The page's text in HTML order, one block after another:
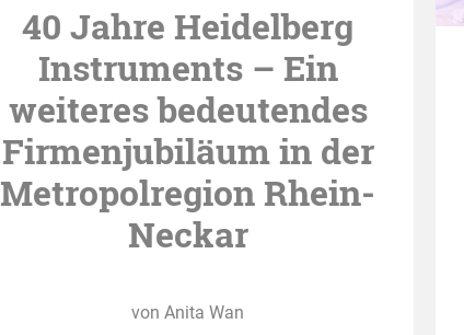
40 Jahre Heidelberg
Instruments – Ein
weiteres bedeutendes
Firmenjubiläum in der
Metropolregion Rhein-
Neckar
von Anita Wan